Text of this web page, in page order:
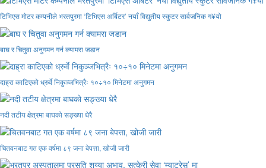
टिभिएस मोटर कम्पनीले भरतपुरमा ‘टिभिएस अर्बिटर’ नयाँ विद्युतीय स्कुटर सार्वजनिक ग¥यो
बाघ र चितुवा अनुगमन गर्न क्यामरा जडान
दाह्रा काटिएको ध्रुर्वे निकुञ्जभित्रैः १०÷१० मिनेटमा अनुगमन
नदी तटीय क्षेत्रमा बाघको सङ्ख्या धेरै
चितवनबाट गत एक वर्षमा ८९ जना बेपत्ता, खोजी जारी